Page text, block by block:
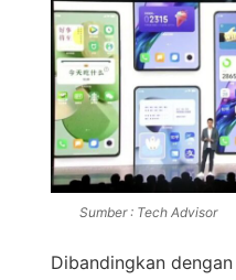
Sumber : Tech Advisor
Dibandingkan dengan